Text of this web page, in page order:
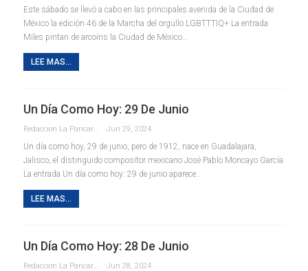
Este sábado se llevó a cabo en las principales avenida de la Ciudad de
México la edición 46 de la Marcha del orgullo LGBTTTIQ+ La entrada
Miles pintan de arcoíris la Ciudad de México…
LEE MAS...
Un Día Como Hoy: 29 De Junio
Redaccion La Pancarta De Quintana Roo Jun 29, 2024
Un día como hoy, 29 de junio, pero de 1912, nace en Guadalajara,
Jalisco, el distinguido compositor mexicano José Pablo Moncayo García
La entrada Un día como hoy: 29 de junio aparece…
LEE MAS...
Un Día Como Hoy: 28 De Junio
Redaccion La Pancarta De Quintana Roo Jun 28, 2024